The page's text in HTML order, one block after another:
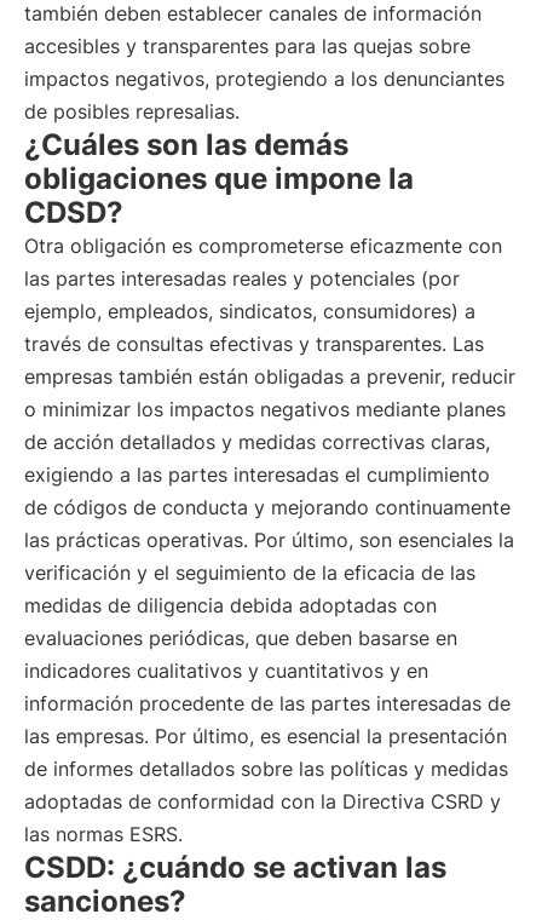
también deben establecer canales de información
accesibles y transparentes para las quejas sobre
impactos negativos, protegiendo a los denunciantes
de posibles represalias.
¿Cuáles son las demás
obligaciones que impone la
CDSD?
Otra obligación es comprometerse eficazmente con
las partes interesadas reales y potenciales (por
ejemplo, empleados, sindicatos, consumidores) a
través de consultas efectivas y transparentes. Las
empresas también están obligadas a prevenir, reducir
o minimizar los impactos negativos mediante planes
de acción detallados y medidas correctivas claras,
exigiendo a las partes interesadas el cumplimiento
de códigos de conducta y mejorando continuamente
las prácticas operativas. Por último, son esenciales la
verificación y el seguimiento de la eficacia de las
medidas de diligencia debida adoptadas con
evaluaciones periódicas, que deben basarse en
indicadores cualitativos y cuantitativos y en
información procedente de las partes interesadas de
las empresas. Por último, es esencial la presentación
de informes detallados sobre las políticas y medidas
adoptadas de conformidad con la Directiva CSRD y
las normas ESRS.
CSDD: ¿cuándo se activan las
sanciones?